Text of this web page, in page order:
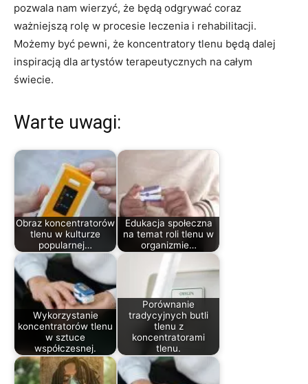
pozwala nam wierzyć, że będą odgrywać coraz
ważniejszą rolę w procesie leczenia‍ i​ rehabilitacji.
Możemy być pewni, że koncentratory tlenu będą dalej
inspiracją dla⁣ artystów terapeutycznych na całym
świecie.
Warte uwagi:
Obraz koncentratorów
tlenu w kulturze
popularnej…
Edukacja społeczna
na temat roli tlenu w
organizmie…
Wykorzystanie
koncentratorów tlenu
w sztuce
współczesnej.
Porównanie
tradycyjnych butli
tlenu z
koncentratorami
tlenu.